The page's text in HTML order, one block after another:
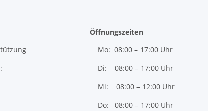
Öffnungszeiten
Mo: 08:00 – 17:00 Uhr
Di: 08:00 – 17:00 Uhr
Mi: 08:00 – 12:00 Uhr
Do: 08:00 – 17:00 Uhr